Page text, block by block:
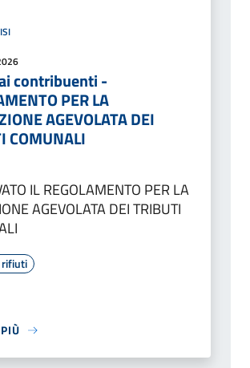
contribuenti -
PER LA
AGEVOLATA DEI
COMUNALI
IL REGOLAMENTO PER LA
AGEVOLATA DEI TRIBUTI
rifiuti